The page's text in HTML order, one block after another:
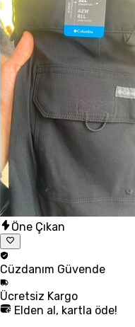
Öne Çıkan
Cüzdanım Güvende
Ücretsiz Kargo
Elden al, kartla öde!